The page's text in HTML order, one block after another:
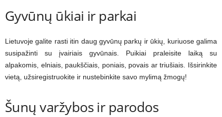
Gyvūnų ūkiai ir parkai
Lietuvoje galite rasti itin daug gyvūnų parkų ir ūkių, kuriuose galima
susipažinti su įvairiais gyvūnais. Puikiai praleisite laiką su
alpakomis, elniais, paukščiais, poniais, povais ar triušiais. Išsirinkite
vietą, užsiregistruokite ir nustebinkite savo mylimą žmogų!
Šunų varžybos ir parodos